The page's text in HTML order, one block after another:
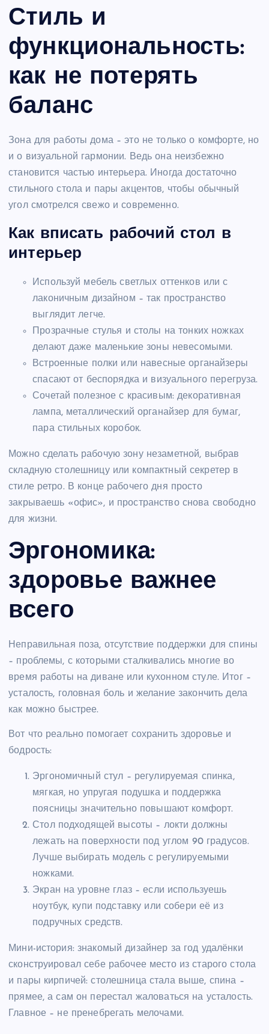
Стиль и
функциональность:
как не потерять
баланс
Зона для работы дома – это не только о комфорте, но
и о визуальной гармонии. Ведь она неизбежно
становится частью интерьера. Иногда достаточно
стильного стола и пары акцентов, чтобы обычный
угол смотрелся свежо и современно.
Как вписать рабочий стол в
интерьер
Используй мебель светлых оттенков или с
лаконичным дизайном – так пространство
выглядит легче.
Прозрачные стулья и столы на тонких ножках
делают даже маленькие зоны невесомыми.
Встроенные полки или навесные органайзеры
спасают от беспорядка и визуального перегруза.
Сочетай полезное с красивым: декоративная
лампа, металлический органайзер для бумаг,
пара стильных коробок.
Можно сделать рабочую зону незаметной, выбрав
складную столешницу или компактный секретер в
стиле ретро. В конце рабочего дня просто
закрываешь «офис», и пространство снова свободно
для жизни.
Эргономика:
здоровье важнее
всего
Неправильная поза, отсутствие поддержки для спины
– проблемы, с которыми сталкивались многие во
время работы на диване или кухонном стуле. Итог –
усталость, головная боль и желание закончить дела
как можно быстрее.
Вот что реально помогает сохранить здоровье и
бодрость:
Эргономичный стул – регулируемая спинка,
мягкая, но упругая подушка и поддержка
поясницы значительно повышают комфорт.
Стол подходящей высоты – локти должны
лежать на поверхности под углом 90 градусов.
Лучше выбирать модель с регулируемыми
ножками.
Экран на уровне глаз – если используешь
ноутбук, купи подставку или собери её из
подручных средств.
Мини-история: знакомый дизайнер за год удалёнки
сконструировал себе рабочее место из старого стола
и пары кирпичей: столешница стала выше, спина –
прямее, а сам он перестал жаловаться на усталость.
Главное – не пренебрегать мелочами.